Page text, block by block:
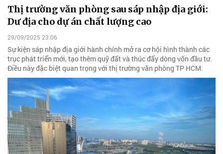
Thị trường văn phòng sau sáp nhập địa giới:
Dư địa cho dự án chất lượng cao
29/09/2025 23:06
Sự kiện sáp nhập địa giới hành chính mở ra cơ hội hình thành các
trục phát triển mới, tạo thêm quỹ đất và thúc đẩy dòng vốn đầu tư.
Điều này đặc biệt quan trọng với thị trường văn phòng TP HCM.